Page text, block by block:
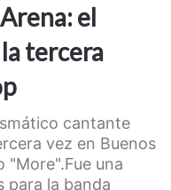
el
tercera
cantante
vez en Buenos
"More".Fue una
para la banda